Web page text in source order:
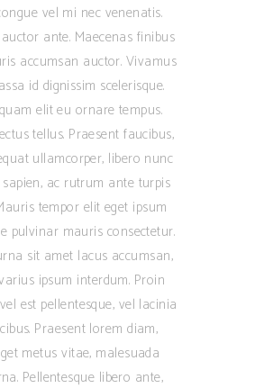
vel mi nec venenatis.
ante. Maecenas finibus
accumsan auctor. Vivamus
id dignissim scelerisque.
elit eu ornare tempus.
tellus. Praesent faucibus,
ullamcorper, libero nunc
sapien, ac rutrum ante turpis
tempor elit eget ipsum
pulvinar mauris consectetur.
sit amet lacus accumsan,
ipsum interdum. Proin
est pellentesque, vel lacinia
Praesent lorem diam,
metus vitae, malesuada
Pellentesque libero ante,